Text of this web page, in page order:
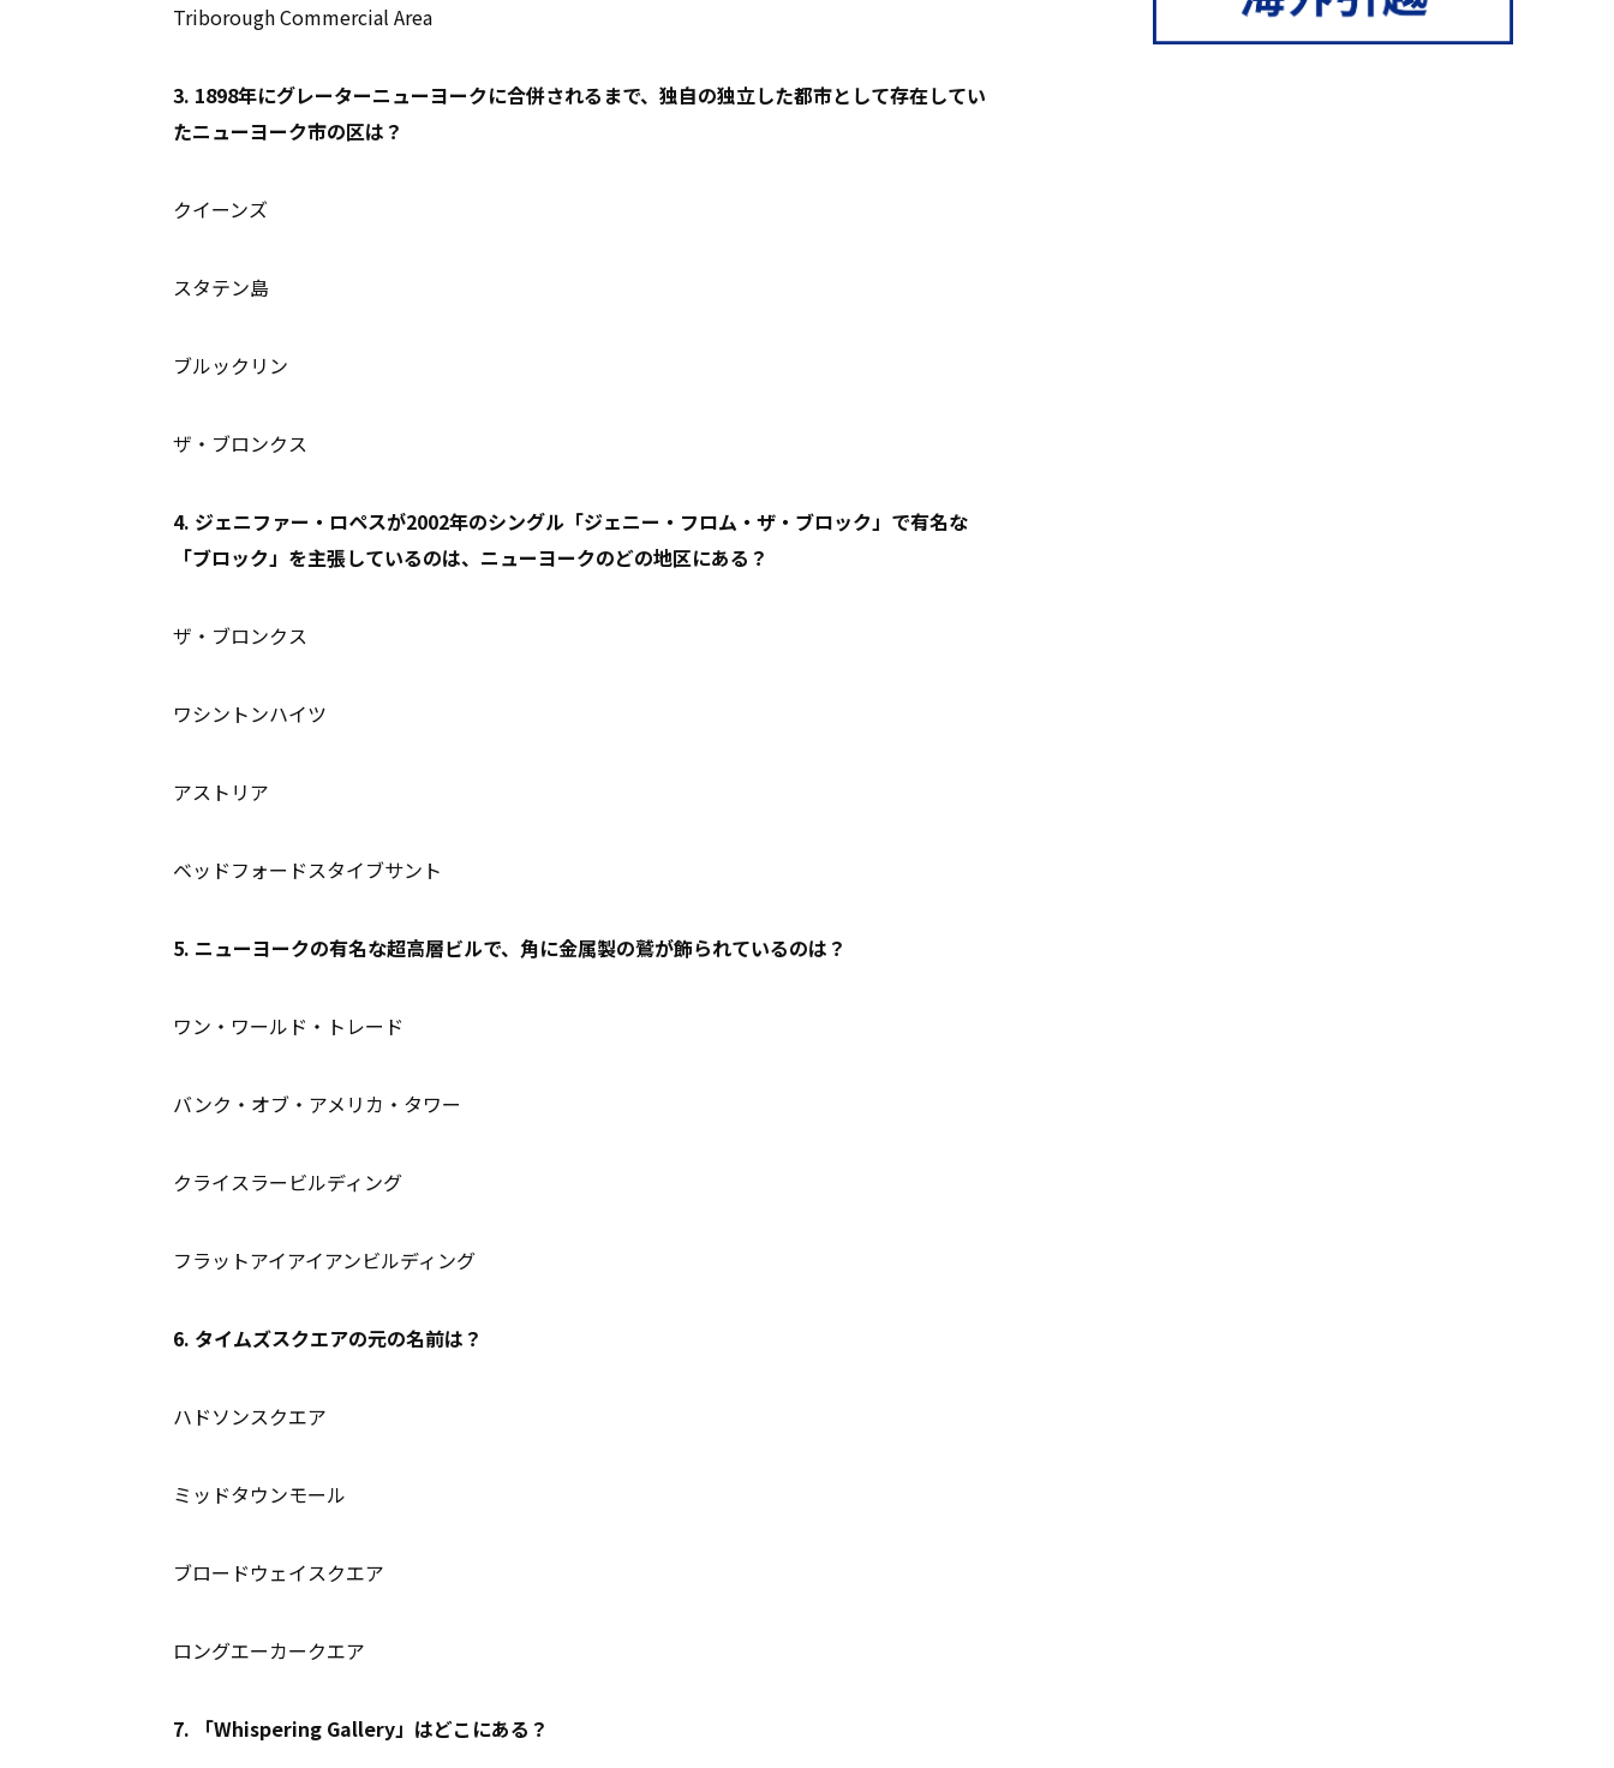
Triborough Commercial Area
3. 1898年にグレーターニューヨークに合併されるまで、独自の独立した都市として存在してい
たニューヨーク市の区は？
クイーンズ
スタテン島
ブルックリン
ザ・ブロンクス
4. ジェニファー・ロペスが2002年のシングル「ジェニー・フロム・ザ・ブロック」で有名な
「ブロック」を主張しているのは、ニューヨークのどの地区にある？
ザ・ブロンクス
ワシントンハイツ
アストリア
ベッドフォードスタイブサント
5. ニューヨークの有名な超高層ビルで、角に金属製の鷲が飾られているのは？
ワン・ワールド・トレード
バンク・オブ・アメリカ・タワー
クライスラービルディング
フラットアイアイアンビルディング
6. タイムズスクエアの元の名前は？
ハドソンスクエア
ミッドタウンモール
ブロードウェイスクエア
ロングエーカークエア
7. 「Whispering Gallery」はどこにある？